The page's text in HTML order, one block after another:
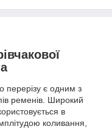
перерізу є одним з
ременів. Широкий
в
коливання,